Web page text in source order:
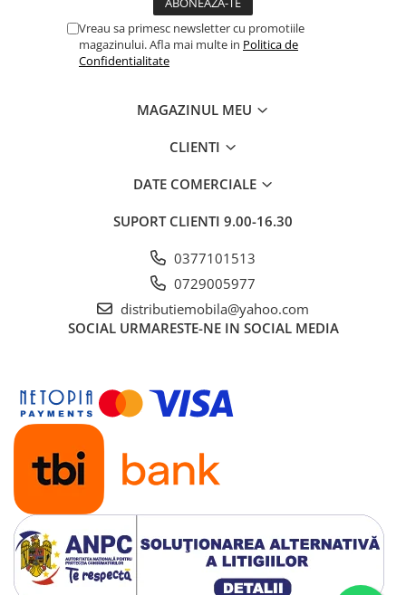
Vreau sa primesc newsletter cu promotiile
magazinului. Afla mai multe in Politica de
Confidentialitate
MAGAZINUL MEU
CLIENTI
DATE COMERCIALE
SUPORT CLIENTI 9.00-16.30
0377101513
0729005977
distributiemobila@yahoo.com
SOCIAL URMARESTE-NE IN SOCIAL MEDIA